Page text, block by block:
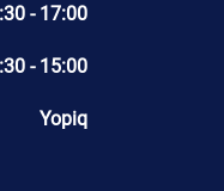
- 17:00
- 15:00
Yopiq